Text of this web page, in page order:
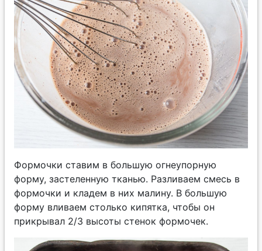
Формочки ставим в большую огнеупорную
форму, застеленную тканью. Разливаем смесь в
формочки и кладем в них малину. В большую
форму вливаем столько кипятка, чтобы он
прикрывал 2/3 высоты стенок формочек.